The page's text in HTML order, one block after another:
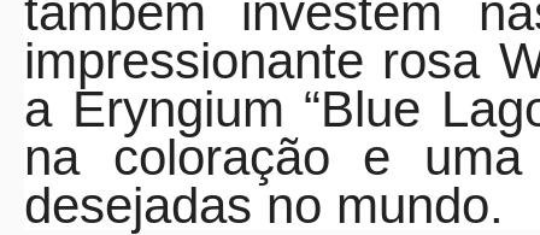
também investem
impressionante rosa
aEryngium “Blue
na coloração e
desejadas no mundo.